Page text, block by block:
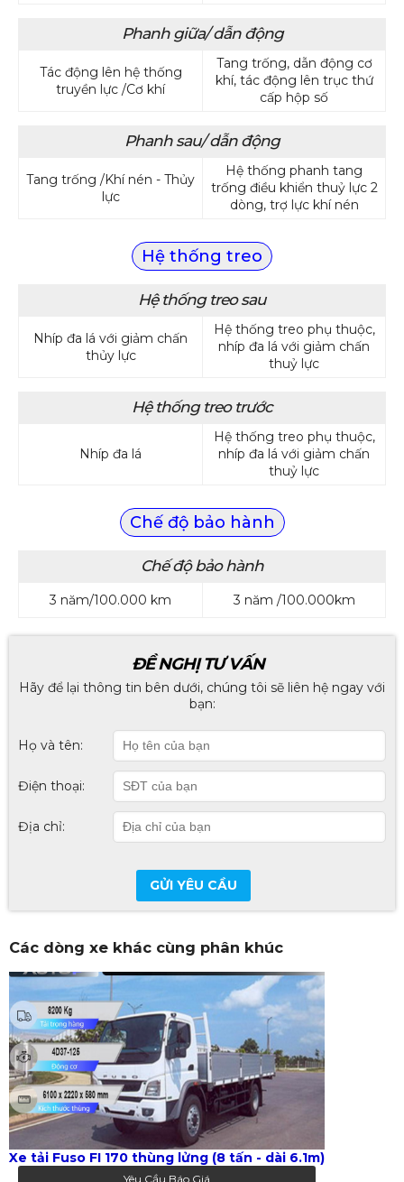
Phanh giữa/ dẫn động
Tác động lên hệ thống
truyền lực /Cơ khí
Tang trống, dẫn động cơ
khí, tác động lên trục thứ
cấp hộp số
Phanh sau/ dẫn động
Tang trống /Khí nén - Thủy
lực
Hệ thống phanh tang
trống điều khiển thuỷ lực 2
dòng, trợ lực khí nén
Hệ thống treo
Hệ thống treo sau
Nhíp đa lá với giảm chấn
thủy lực
Hệ thống treo phụ thuộc,
nhíp đa lá với giảm chấn
thuỷ lực
Hệ thống treo trước
Nhíp đa lá
Hệ thống treo phụ thuộc,
nhíp đa lá với giảm chấn
thuỷ lực
Chế độ bảo hành
Chế độ bảo hành
3 năm/100.000 km 3 năm /100.000km
ĐỀ NGHỊ TƯ VẤN
Hãy để lại thông tin bên dưới, chúng tôi sẽ liên hệ ngay với
bạn:
Họ và tên:
Điện thoại:
Địa chỉ:
GỬI YÊU CẦU
Các dòng xe khác cùng phân khúc
Xe tải Fuso FI 170 thùng lửng (8 tấn - dài 6.1m)
Yêu Cầu Báo Giá